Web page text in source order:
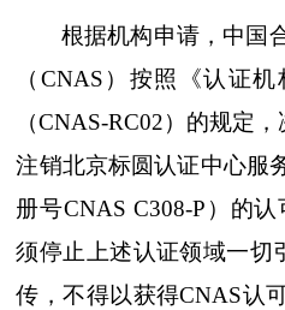
根据机构申请，中国
（CNAS）按照《认证
（CNAS-RC02）的规定
注销北京标圆认证中心服
册号CNAS C308-P）的
须停止上述认证领域一切
传，不得以获得CNAS认